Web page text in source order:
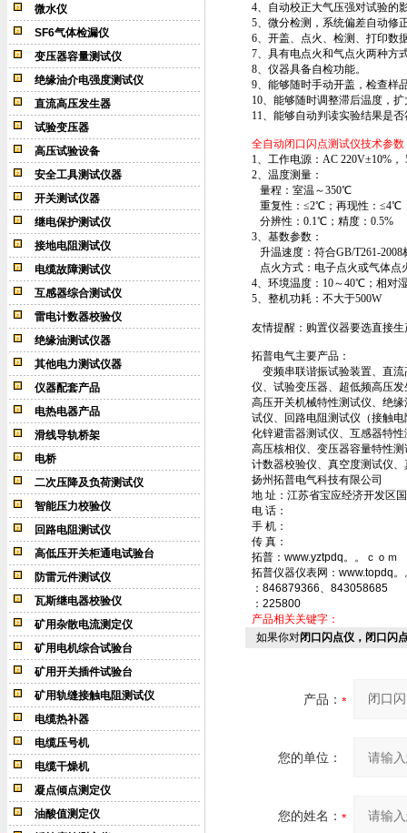
微水仪
SF6气体检漏仪
变压器容量测试仪
绝缘油介电强度测试仪
直流高压发生器
试验变压器
高压试验设备
安全工具测试仪器
开关测试仪器
继电保护测试仪
接地电阻测试仪
电缆故障测试仪
互感器综合测试仪
雷电计数器校验仪
绝缘油测试仪器
其他电力测试仪器
仪器配套产品
电热电器产品
滑线导轨桥架
电桥
二次压降及负荷测试仪
智能压力校验仪
回路电阻测试仪
高低压开关柜通电试验台
防雷元件测试仪
瓦斯继电器校验仪
矿用杂散电流测定仪
矿用电机综合试验台
矿用开关插件试验台
矿用轨缝接触电阻测试仪
电缆热补器
电缆压号机
电缆干燥机
凝点倾点测定仪
油酸值测定仪
4、自动校正大气压强对试验的
5、微分检测，系统偏差自动修
6、开盖、点火、检测、打印数
7、具有电点火和气点火两种方
8、仪器具备自检功能。
9、能够随时手动开盖，检查样
10、能够随时调整滞后温度，
11、能够自动判读实验结果是
全自动闭口闪点测试仪技术参数
1、工作电源：AC 220V±10%，
2、温度测量：
量程：室温～350℃
重复性：≤2℃；再现性：≤4℃
分辨性：0.1℃；精度：0.5%
3、基数参数：
升温速度：符合GB/T261-2008
点火方式：电子点火或气体点
4、环境温度：10～40℃；相对
5、整机功耗：不大于500W
友情提醒：购置仪器要选直接
拓普电气主要产品：
变频串联谐振试验装置、直流
仪、试验变压器、超低频高压
高压开关机械特性测试仪、绝
试仪、回路电阻测试仪（接触
化锌避雷器测试仪、互感器特
高压核相仪、变压器容量特性
计数器校验仪、真空度测试仪
扬州拓普电气科技有限公司
地 址：江苏省宝应经济开发区
电 话：
手 机：
传 真：
拓普：www.yztpdq。。ｃｏｍ
拓普仪器仪表网：www.topdq。
：846879366、843058685
：225800
产品相关关键字：
如果你对闭口闪点仪，闭口闪
产品：
您的单位：
您的姓名：